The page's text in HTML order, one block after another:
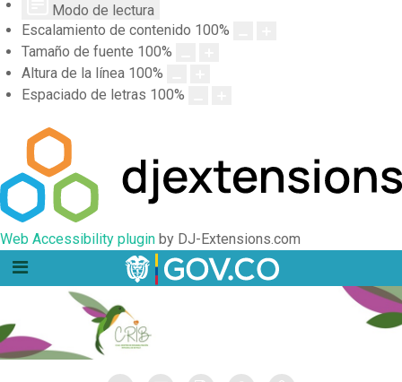
Modo de lectura
Escalamiento de contenido 100%
Tamaño de fuente 100%
Altura de la línea 100%
Espaciado de letras 100%
Web Accessibility plugin by DJ-Extensions.com